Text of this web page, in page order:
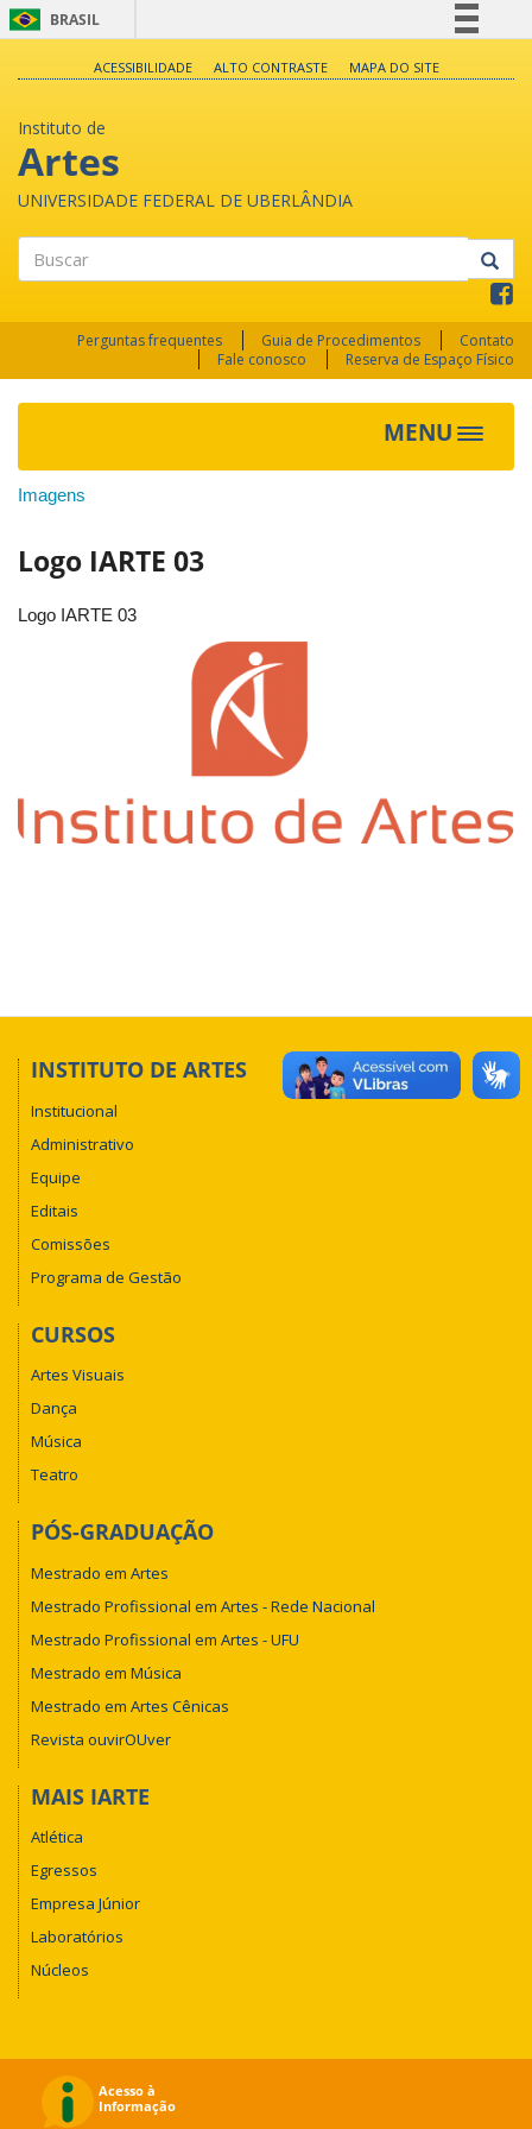
BRASIL
Legislação
Canais
ACESSIBILIDADE ALTO CONTRASTE MAPA DO SITE
Instituto de
Artes
UNIVERSIDADE FEDERAL DE UBERLÂNDIA
Perguntas frequentes Guia de Procedimentos
Contato
Fale conosco
Reserva de Espaço Físico
MENU
Toggle
Imagens
Logo IARTE 03
Logo IARTE 03
INSTITUTO DE ARTES
Institucional
Administrativo
Equipe
Editais
Comissões
Programa de Gestão
CURSOS
Artes Visuais
Dança
Música
Teatro
PÓS-GRADUAÇÃO
Mestrado em Artes
Mestrado Profissional em Artes - Rede Nacional
Mestrado Profissional em Artes - UFU
Mestrado em Música
Mestrado em Artes Cênicas
Revista ouvirOUver
MAIS IARTE
Atlética
Egressos
Empresa Júnior
Laboratórios
Núcleos